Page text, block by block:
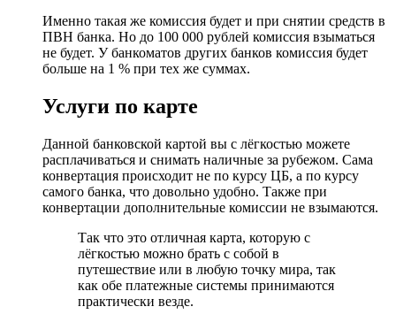
Именно такая же комиссия будет и при снятии средств в
ПВН банка. Но до 100 000 рублей комиссия взыматься
не будет. У банкоматов других банков комиссия будет
больше на 1 % при тех же суммах.
Услуги по карте
Данной банковской картой вы с лёгкостью можете
расплачиваться и снимать наличные за рубежом. Сама
конвертация происходит не по курсу ЦБ, а по курсу
самого банка, что довольно удобно. Также при
конвертации дополнительные комиссии не взымаются.
Так что это отличная карта, которую с
лёгкостью можно брать с собой в
путешествие или в любую точку мира, так
как обе платежные системы принимаются
практически везде.